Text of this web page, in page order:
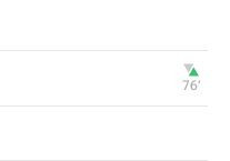
76‎’‎